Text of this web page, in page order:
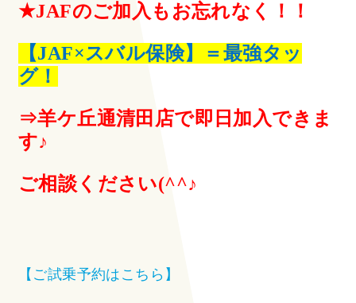
★JAFのご加入もお忘れなく！！
【JAF×スバル保険】＝最強タッ
グ！
⇒羊ケ丘通清田店で即日加入できま
す♪
ご相談ください(^^♪
【ご試乗予約はこちら】